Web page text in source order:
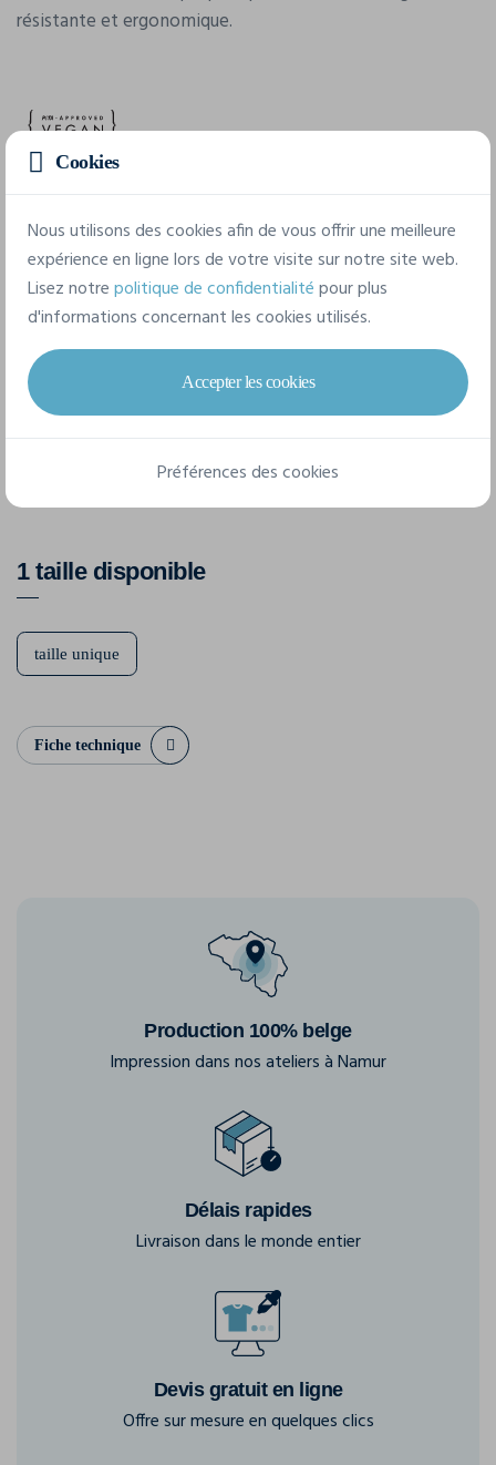
résistante et ergonomique.
Caractéristiques
Marque
Kimood
Référence
KI2008
1 taille disponible
taille unique
Fiche technique
Production 100% belge
Impression dans nos ateliers à Namur
Délais rapides
Livraison dans le monde entier
Devis gratuit en ligne
Offre sur mesure en quelques clics
Cookies
Nous utilisons des cookies afin de vous offrir une meilleure
expérience en ligne lors de votre visite sur notre site web.
Lisez notrepolitique de confidentialitépour plus
d'informations concernant les cookies utilisés.
Accepter les cookies
Préférences des cookies